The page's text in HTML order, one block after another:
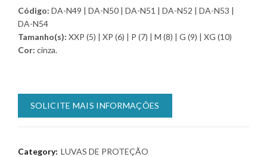
Código: DA-N49 | DA-N50 | DA-N51 | DA-N52 | DA-N53 |
DA-N54
Tamanho(s): XXP (5) | XP (6) | P (7) | M (8) | G (9) | XG (10)
Cor: cinza.
SOLICITE MAIS INFORMAÇÕES
Category: LUVAS DE PROTEÇÃO